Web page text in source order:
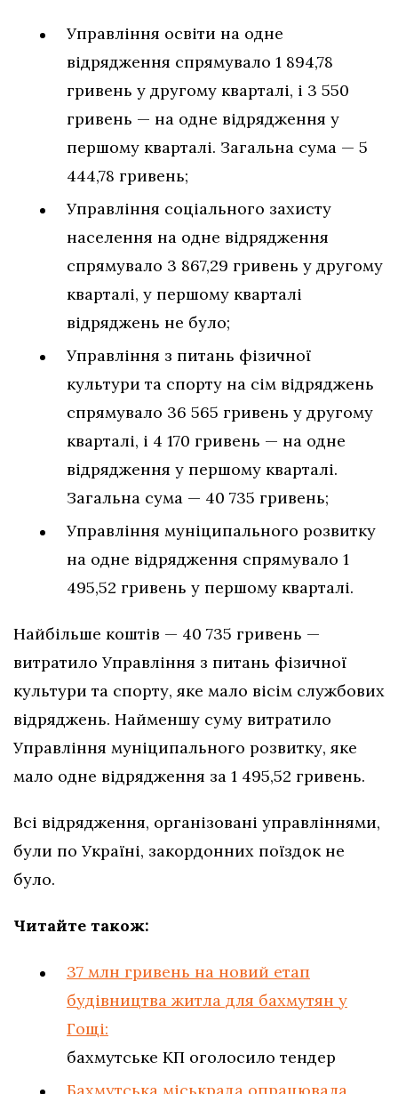
Управління освіти на одне
відрядження спрямувало 1 894,78
гривень у другому кварталі, і 3 550
гривень — на одне відрядження у
першому кварталі. Загальна сума — 5
444,78 гривень;
Управління соціального захисту
населення на одне відрядження
спрямувало 3 867,29 гривень у другому
кварталі, у першому кварталі
відряджень не було;
Управління з питань фізичної
культури та спорту на сім відряджень
спрямувало 36 565 гривень у другому
кварталі, і 4 170 гривень — на одне
відрядження у першому кварталі.
Загальна сума — 40 735 гривень;
Управління муніципального розвитку
на одне відрядження спрямувало 1
495,52 гривень у першому кварталі.
Найбільше коштів — 40 735 гривень —
витратило Управління з питань фізичної
культури та спорту, яке мало вісім службових
відряджень. Найменшу суму витратило
Управління муніципального розвитку, яке
мало одне відрядження за 1 495,52 гривень.
Всі відрядження, організовані управліннями,
були по Україні, закордонних поїздок не
було.
Читайте також:
37 млн гривень на новий етап
будівництва житла для бахмутян у
Гощі:
бахмутське КП оголосило тендер